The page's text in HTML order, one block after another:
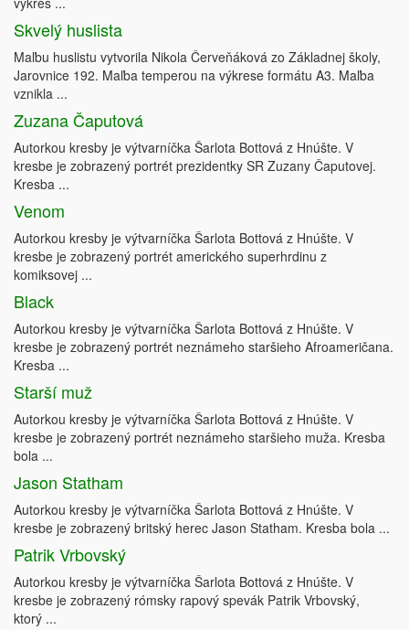
Skvelý huslista
Maľbu huslistu vytvorila Nikola Červeňáková zo Základnej školy,
Jarovnice 192. Maľba temperou na výkrese formátu A3. Maľba
vznikla ...
Zuzana Čaputová
Autorkou kresby je výtvarníčka Šarlota Bottová z Hnúšte. V
kresbe je zobrazený portrét prezidentky SR Zuzany Čaputovej.
Kresba ...
Venom
Autorkou kresby je výtvarníčka Šarlota Bottová z Hnúšte. V
kresbe je zobrazený portrét amerického superhrdinu z
komiksovej ...
Black
Autorkou kresby je výtvarníčka Šarlota Bottová z Hnúšte. V
kresbe je zobrazený portrét neznámeho staršieho Afroameričana.
Kresba ...
Starší muž
Autorkou kresby je výtvarníčka Šarlota Bottová z Hnúšte. V
kresbe je zobrazený portrét neznámeho staršieho muža. Kresba
bola ...
Jason Statham
Autorkou kresby je výtvarníčka Šarlota Bottová z Hnúšte. V
kresbe je zobrazený britský herec Jason Statham. Kresba bola ...
Patrik Vrbovský
Autorkou kresby je výtvarníčka Šarlota Bottová z Hnúšte. V
kresbe je zobrazený rómsky rapový spevák Patrik Vrbovský,
ktorý ...